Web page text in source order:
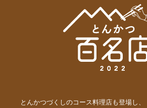
とんかつづくしのコース料理店も登場し、